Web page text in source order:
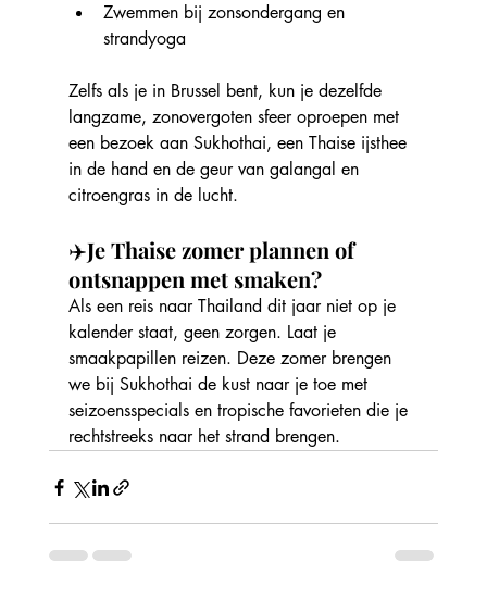
Zwemmen bij zonsondergang en
strandyoga
Zelfs als je in Brussel bent, kun je dezelfde
langzame, zonovergoten sfeer oproepen met
een bezoek aan Sukhothai, een Thaise ijsthee
in de hand en de geur van galangal en
citroengras in de lucht.
✈️Je Thaise zomer plannen of
ontsnappen met smaken?
Als een reis naar Thailand dit jaar niet op je
kalender staat, geen zorgen. Laat je
smaakpapillen reizen. Deze zomer brengen
we bij Sukhothai de kust naar je toe met
seizoensspecials en tropische favorieten die je
rechtstreeks naar het strand brengen.